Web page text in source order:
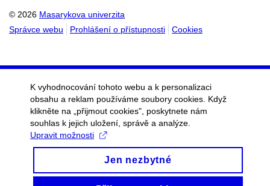
© 2026 Masarykova univerzita
Správce webu
Prohlášení o přístupnosti Cookies
K vyhodnocování tohoto webu a k personalizaci
obsahu a reklam používáme soubory cookies. Když
klikněte na „přijmout cookies", poskytnete nám
souhlas k jejich uložení, správě a analýze.
Upravit možnosti
Jen nezbytné